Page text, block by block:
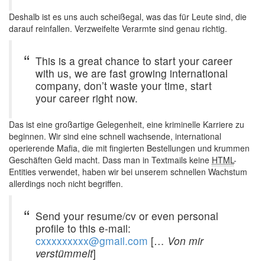
Deshalb ist es uns auch scheißegal, was das für Leute sind, die
darauf reinfallen. Verzweifelte Verarmte sind genau richtig.
This is a great chance to start your career
with us, we are fast growing international
company, don’t waste your time, start
your career right now.
Das ist eine großartige Gelegenheit, eine kriminelle Karriere zu
beginnen. Wir sind eine schnell wachsende, international
operierende Mafia, die mit fingierten Bestellungen und krummen
Geschäften Geld macht. Dass man in Textmails keine HTML-
Entities verwendet, haben wir bei unserem schnellen Wachstum
allerdings noch nicht begriffen.
Send your resume/cv or even personal
profile to this e-mail:
cxxxxxxxxx@gmail.com [… Von mir
verstümmelt]